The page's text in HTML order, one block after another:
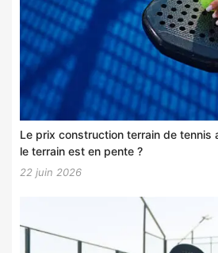
Le prix construction terrain de tennis
le terrain est en pente ?
22 juin 2026